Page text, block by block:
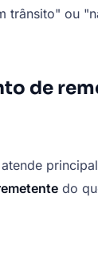
trânsito" ou
de
do